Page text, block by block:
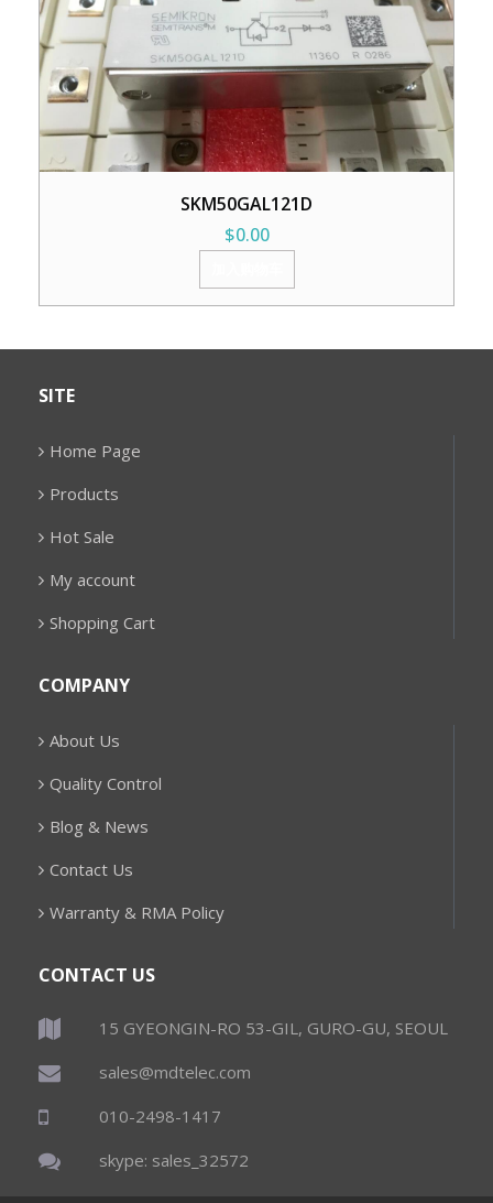
SKM50GAL121D
$0.00
SITE
Home Page
Products
Hot Sale
My account
Shopping Cart
COMPANY
About Us
Quality Control
Blog & News
Contact Us
Warranty & RMA Policy
CONTACT US
15 GYEONGIN-RO 53-GIL, GURO-GU, SEOUL
sales@mdtelec.com
010-2498-1417
skype: sales_32572